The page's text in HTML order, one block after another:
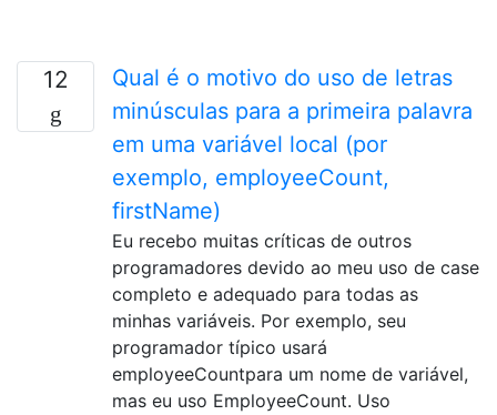
12
Qual é o motivo do uso de letras
minúsculas para a primeira palavra
em uma variável local (por
exemplo, employeeCount,
firstName)
Eu recebo muitas críticas de outros
programadores devido ao meu uso de case
completo e adequado para todas as
minhas variáveis. Por exemplo, seu
programador típico usará
employeeCountpara um nome de variável,
mas eu uso EmployeeCount. Uso